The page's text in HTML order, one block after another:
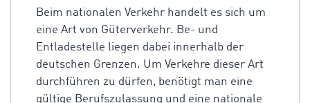
Beim nationalen Verkehr handelt es sich um
eine Art von Güterverkehr. Be- und
Entladestelle liegen dabei innerhalb der
deutschen Grenzen. Um Verkehre dieser Art
durchführen zu dürfen, benötigt man eine
gültige Berufszulassung und eine nationale